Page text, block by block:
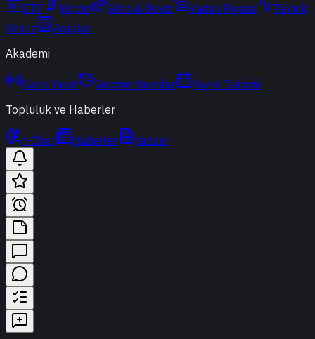
ETF
Kripto Altın & Döviz Vadeli Piyasa
Teknik
Analiz
Araçlar
Akademi
Canlı Yayın Geçmiş Yayınlar
Yayın Takvimi
Topluluk ve Haberler
t-Chat Haberler Yazılar